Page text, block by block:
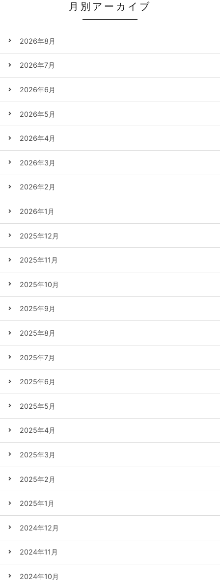
月別アーカイブ
2026年8月
2026年7月
2026年6月
2026年5月
2026年4月
2026年3月
2026年2月
2026年1月
2025年12月
2025年11月
2025年10月
2025年9月
2025年8月
2025年7月
2025年6月
2025年5月
2025年4月
2025年3月
2025年2月
2025年1月
2024年12月
2024年11月
2024年10月